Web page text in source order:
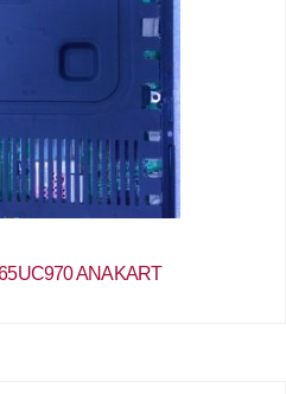
ANAKART